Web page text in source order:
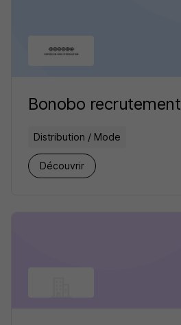
Bonobo recrutement
Distribution / Mode
Découvrir